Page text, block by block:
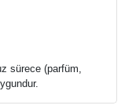
sürece (parfüm,